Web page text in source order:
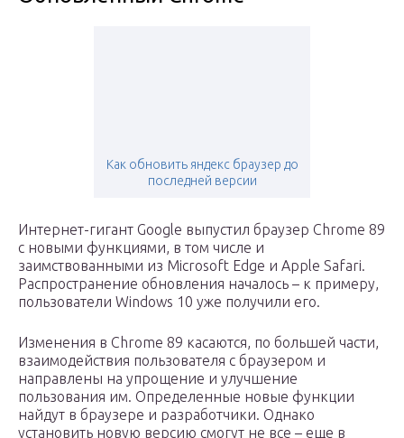
Как обновить яндекс браузер до
последней версии
Интернет-гигант Google выпустил браузер Chrome 89
с новыми функциями, в том числе и
заимствованными из Microsoft Edge и Apple Safari.
Распространение обновления началось – к примеру,
пользователи Windows 10 уже получили его.
Изменения в Chrome 89 касаются, по большей части,
взаимодействия пользователя с браузером и
направлены на упрощение и улучшение
пользования им. Определенные новые функции
найдут в браузере и разработчики. Однако
установить новую версию смогут не все – еще в